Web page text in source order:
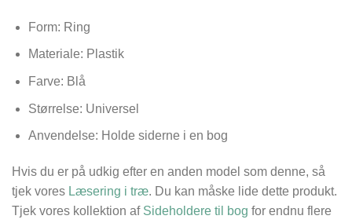
Form: Ring
Materiale: Plastik
Farve: Blå
Størrelse: Universel
Anvendelse: Holde siderne i en bog
Hvis du er på udkig efter en anden model som denne, så
tjek vores Læsering i træ. Du kan måske lide dette produkt.
Tjek vores kollektion af Sideholdere til bog for endnu flere